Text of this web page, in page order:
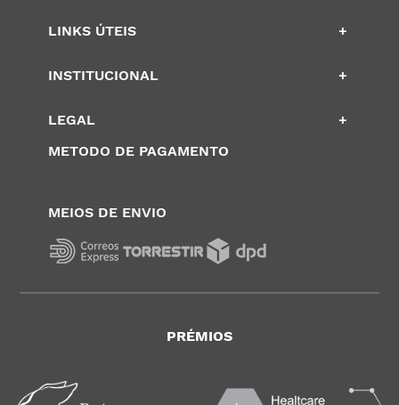
LINKS ÚTEIS +
INSTITUCIONAL +
LEGAL
+
METODO DE PAGAMENTO
MEIOS DE ENVIO
PRÉMIOS